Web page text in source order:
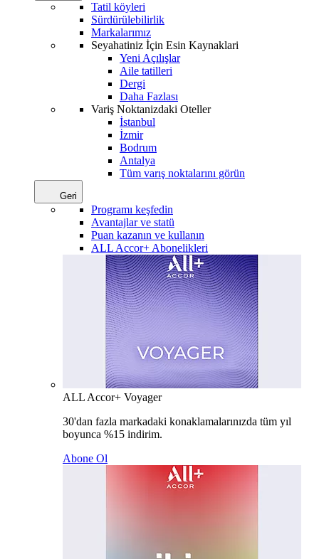
Tatil köyleri
Sürdürülebilirlik
Markalarımız
Seyahatiniz İçin Esin Kaynaklari
Yeni Açılışlar
Aile tatilleri
Dergi
Daha Fazlası
Variş Noktanizdaki Oteller
İstanbul
İzmir
Bodrum
Antalya
Tüm varış noktalarını görün
Geri
Programı keşfedin
Avantajlar ve statü
Puan kazanın ve kullanın
ALL Accor+ Abonelikleri
ALL Accor+ Voyager
30'dan fazla markadaki konaklamalarınızda tüm yıl
boyunca %15 indirim.
Abone Ol